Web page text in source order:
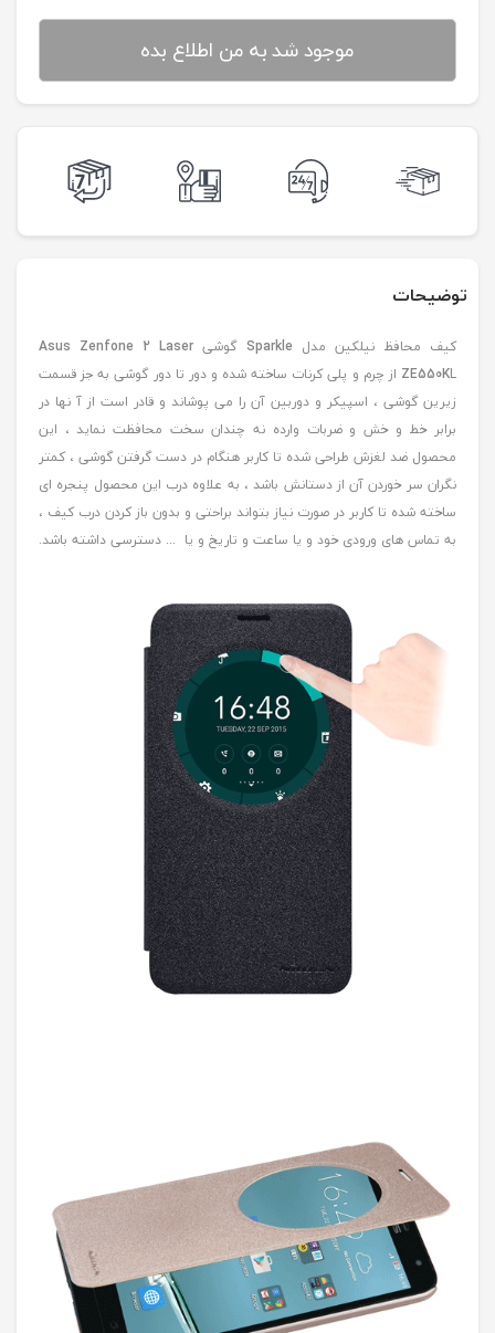
موجود شد به من اطلاع بده
توضیحات
کیف محافظ نیلکین مدل Sparkle گوشی Asus Zenfone 2 Laser
ZE550K L از چرم و پلی کرنات ساخته شده و دور تا دور گوشی به جز قسمت
زیرین گوشی ، اسپیکر و دوربین آن را می پوشاند و قادر است از آ نها در
برابر خط و خش و ضربات وارده نه چندان سخت محافظت نماید ، این
محصول ضد لغزش طراحی شده تا کاربر هنگام در دست گرفتن گوشی ، کمتر
نگران سر خوردن آن از دستانش باشد ، به علاوه درب این محصول پنجره ای
ساخته شده تا کاربر در صورت نیاز بتواند براحتی و بدون باز کردن درب کیف ،
به تماس های ورودی خود و یا ساعت و تاریخ و یا ... دسترسی داشته باشد.